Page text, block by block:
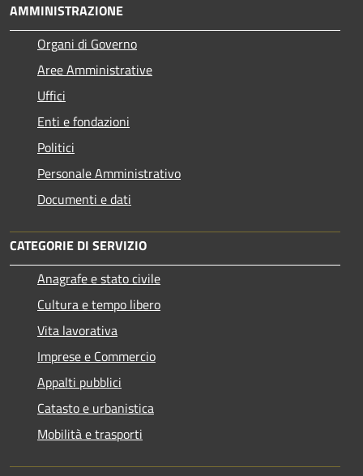
AMMINISTRAZIONE
Organi di Governo
Aree Amministrative
Uffici
Enti e fondazioni
Politici
Personale Amministrativo
Documenti e dati
CATEGORIE DI SERVIZIO
Anagrafe e stato civile
Cultura e tempo libero
Vita lavorativa
Imprese e Commercio
Appalti pubblici
Catasto e urbanistica
Mobilità e trasporti